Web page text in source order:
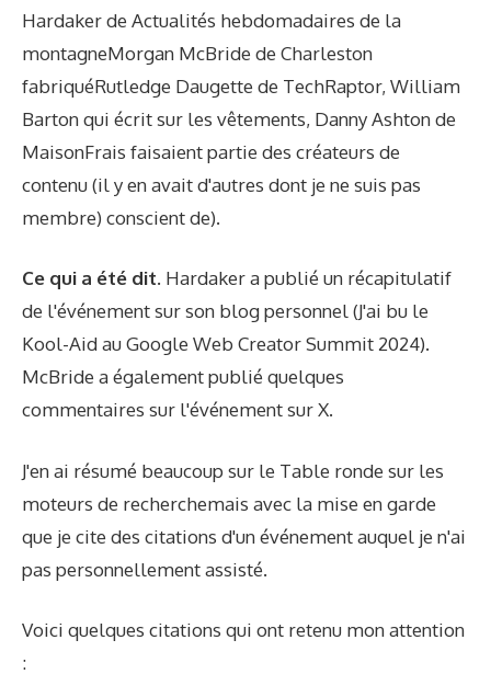
Hardaker de Actualités hebdomadaires de la
montagneMorgan McBride de Charleston
fabriquéRutledge Daugette de TechRaptor, William
Bartonqui écrit sur les vêtements, Danny Ashton de
MaisonFrais faisaient partie des créateurs de
contenu (il y en avait d'autres dont je ne suis pas
membre) conscient de).
Ce qui a été dit. Hardaker a publié un récapitulatif
de l'événement sur son blog personnel (J'ai bu le
Kool-Aid au Google Web Creator Summit 2024).
McBride a également publié quelques
commentaires sur l'événementsur X.
J'en ai résumé beaucoup sur le Table ronde sur les
moteurs de recherchemais avec la mise en garde
que je cite des citations d'un événement auquel je n'ai
pas personnellement assisté.
Voici quelques citations qui ont retenu mon attention
: